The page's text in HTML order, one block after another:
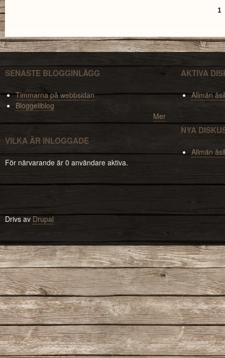
1
SENASTE BLOGGINLÄGG
Timmarna på webbsidan
Bloggeliblog
Mer
VILKA ÄR INLOGGADE
För närvarande är 0 användare aktiva.
AKTIVA
Allmän
NYA
Allmän
Drivs avDrupal